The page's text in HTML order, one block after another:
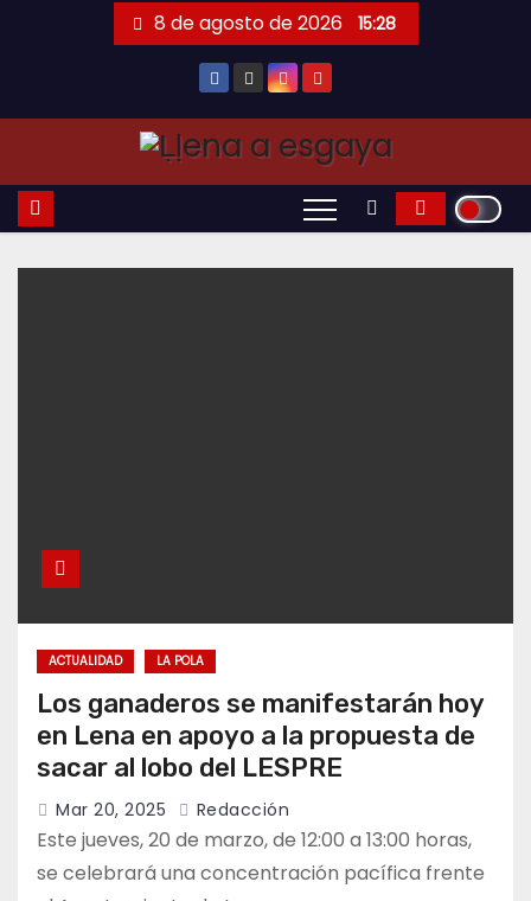
8 de agosto de 2026 15:28
ACTUALIDAD LA POLA
Los ganaderos se manifestarán hoy
en Lena en apoyo a la propuesta de
sacar al lobo del LESPRE
Mar 20, 2025 Redacción
Este jueves, 20 de marzo, de 12:00 a 13:00 horas,
se celebrará una concentración pacífica frente